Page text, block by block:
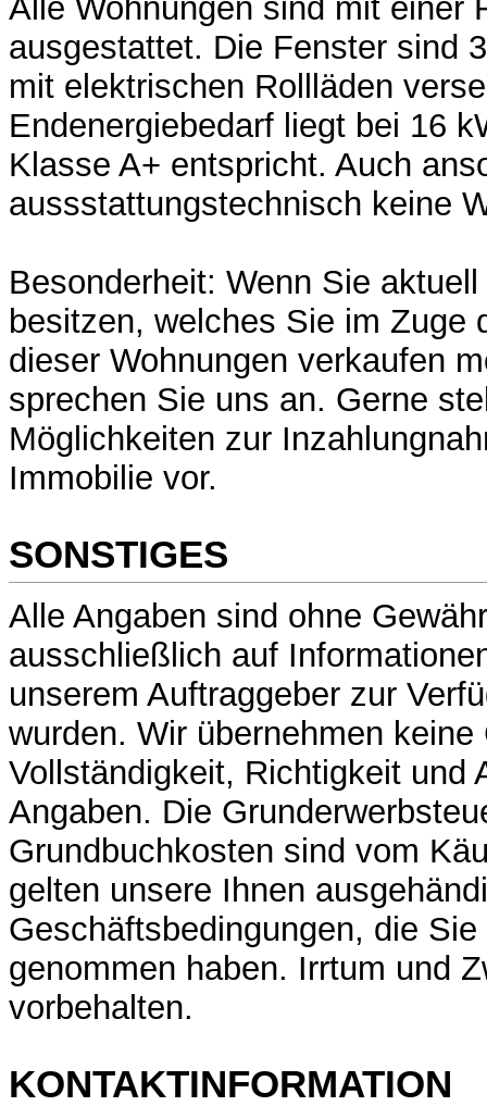
Alle Wohnungen sind mit einer
ausgestattet. Die Fenster sind
mit elektrischen Rollläden
Endenergiebedarf liegt bei 16
Klasse A+ entspricht. Auch
aussstattungstechnisch keine
Besonderheit: Wenn Sie
besitzen, welches Sie im Zuge
dieser Wohnungen verkaufen
sprechen Sie uns an. Gerne
Möglichkeiten zur
Immobilie vor.
SONSTIGES
Alle Angaben sind ohne
ausschließlich auf
unserem Auftraggeber zur
wurden. Wir übernehmen keine
Vollständigkeit, Richtigkeit und
Angaben. Die
Grundbuchkosten sind vom
gelten unsere Ihnen
Geschäftsbedingungen, die
genommen haben. Irrtum und
vorbehalten.
KONTAKTINFORMATION